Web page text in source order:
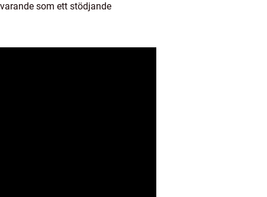
som ett stödjande